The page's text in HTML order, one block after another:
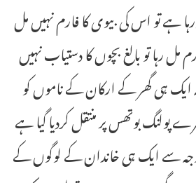
ہے تو اس کی بیوی کا فارم نہیں مل
مل رہا تو بالغ بچوں کا دستیاب نہیں
ایک ہی گھر کے ارکان کے ناموں کو
پولنگ بوتھس پر منتقل کردیا گیا ہے
وجہ سے ایک ہی خاندان کے لوگوں کے